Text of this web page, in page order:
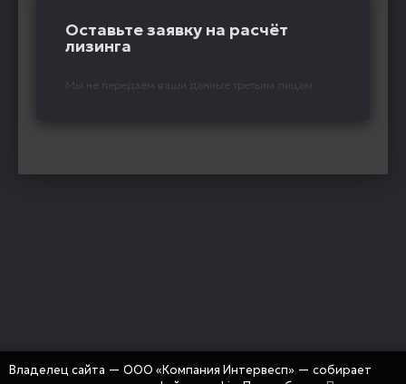
Оставьте заявку на расчёт
лизинга
Мы не передаём ваши данные третьим лицам
Владелец сайта — ООО «Компания Интервесп» — собирает